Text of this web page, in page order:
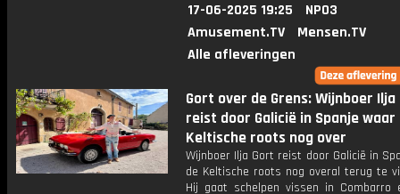
17-06-2025 19:25
NPO3
Amusement.TV
Mensen.TV
Alle afleveringen
Gort over de Grens: Wijnboer Ilja
reist door Galicië in Spanje waar
Keltische roots nog over
Wijnboer Ilja Gort reist door Galicië in
de Keltische roots nog overal terug te
Hij gaat schelpen vissen in Combarro